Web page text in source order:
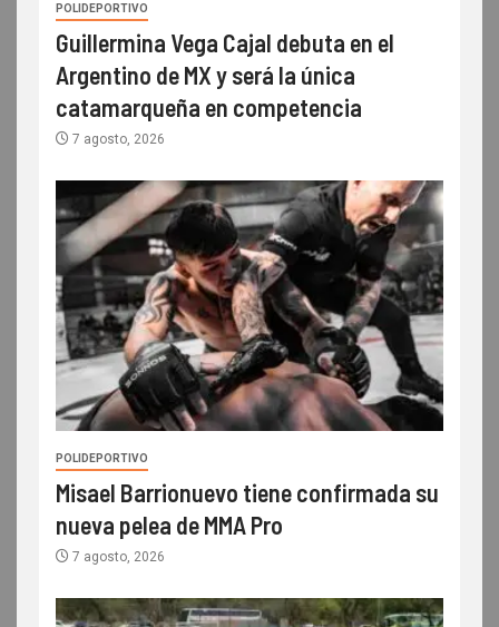
POLIDEPORTIVO
Guillermina Vega Cajal debuta en el
Argentino de MX y será la única
catamarqueña en competencia
7 agosto, 2026
POLIDEPORTIVO
Misael Barrionuevo tiene confirmada su
nueva pelea de MMA Pro
7 agosto, 2026